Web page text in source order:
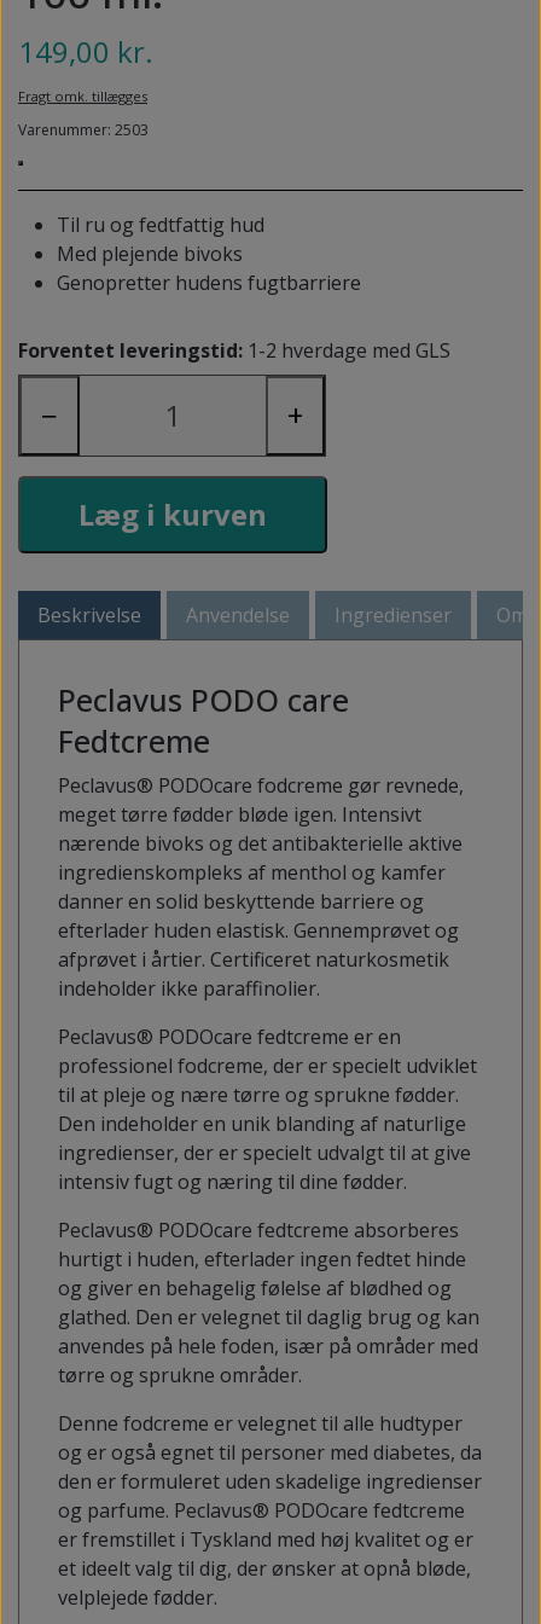
URO I BENENE/RESTLESS LEGS
VABLER
SKINCAIR
149,00 kr.
Fragt omk. tillægges
Varenummer: 2503
Til ru og fedtfattig hud
Med plejende bivoks
Genopretter hudens fugtbarriere
Forventet leveringstid: 1-2 hverdage med GLS
− +
Læg i kurven
Beskrivelse Anvendelse Ingredienser Om
Peclavus PODO care
Fedtcreme
Peclavus® PODOcare fodcreme gør revnede,
meget tørre fødder bløde igen. Intensivt
nærende bivoks og det antibakterielle aktive
ingredienskompleks af menthol og kamfer
danner en solid beskyttende barriere og
efterlader huden elastisk. Gennemprøvet og
afprøvet i årtier. Certificeret naturkosmetik
indeholder ikke paraffinolier.
Peclavus® PODOcare fedtcreme er en
professionel fodcreme, der er specielt udviklet
til at pleje og nære tørre og sprukne fødder.
Den indeholder en unik blanding af naturlige
ingredienser, der er specielt udvalgt til at give
intensiv fugt og næring til dine fødder.
Peclavus® PODOcare fedtcreme absorberes
hurtigt i huden, efterlader ingen fedtet hinde
og giver en behagelig følelse af blødhed og
glathed. Den er velegnet til daglig brug og kan
anvendes på hele foden, især på områder med
tørre og sprukne områder.
Denne fodcreme er velegnet til alle hudtyper
og er også egnet til personer med diabetes, da
den er formuleret uden skadelige ingredienser
og parfume. Peclavus® PODOcare fedtcreme
er fremstillet i Tyskland med høj kvalitet og er
et ideelt valg til dig, der ønsker at opnå bløde,
velplejede fødder.